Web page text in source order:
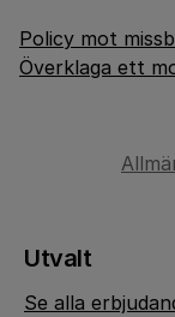
Policy mot
Överklaga ett
Utvalt
Se alla